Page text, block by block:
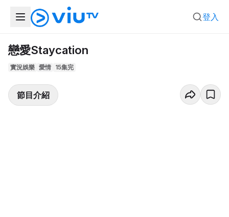
登入
戀愛Staycation
實況娛樂 愛情 15集完
節目介紹